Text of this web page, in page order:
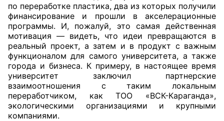
по переработке пластика, два из которых получили
финансирование и прошли в акселерационные
программы. И, пожалуй, это самая действенная
мотивация — видеть, что идеи превращаются в
реальный проект, а затем и в продукт с важным
функционалом для самого университета, а также
города и бизнеса. К примеру, в настоящее время
университет заключил партнерские
взаимоотношения с таким локальным
переработчиком, как ТОО «ВСК-Караганда»,
экологическими организациями и крупными
компаниями.